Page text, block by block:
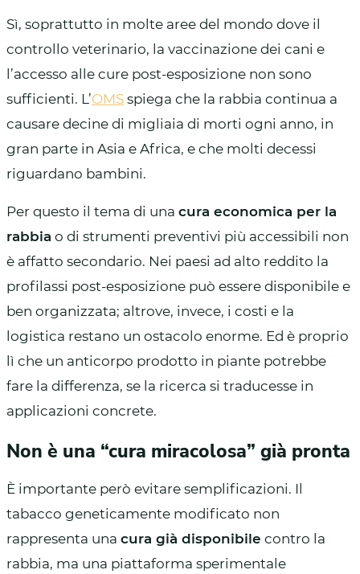
Sì, soprattutto in molte aree del mondo dove il
controllo veterinario, la vaccinazione dei cani e
l’accesso alle cure post-esposizione non sono
sufficienti. L’OMS spiega che la rabbia continua a
causare decine di migliaia di morti ogni anno, in
gran parte in Asia e Africa, e che molti decessi
riguardano bambini.
Per questo il tema di una cura economica per la
rabbia o di strumenti preventivi più accessibili non
è affatto secondario. Nei paesi ad alto reddito la
profilassi post-esposizione può essere disponibile e
ben organizzata; altrove, invece, i costi e la
logistica restano un ostacolo enorme. Ed è proprio
lì che un anticorpo prodotto in piante potrebbe
fare la differenza, se la ricerca si traducesse in
applicazioni concrete.
Non è una “cura miracolosa” già pronta
È importante però evitare semplificazioni. Il
tabacco geneticamente modificato non
rappresenta una cura già disponibile contro la
rabbia, ma una piattaforma sperimentale